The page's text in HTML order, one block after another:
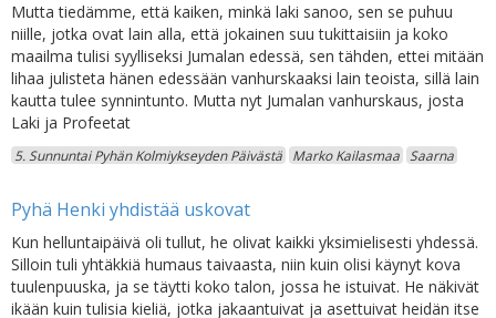
Mutta tiedämme, että kaiken, minkä laki sanoo, sen se puhuu
niille, jotka ovat lain alla, että jokainen suu tukittaisiin ja koko
maailma tulisi syylliseksi Jumalan edessä, sen tähden, ettei mitään
lihaa julisteta hänen edessään vanhurskaaksi lain teoista, sillä lain
kautta tulee synnintunto. Mutta nyt Jumalan vanhurskaus, josta
Laki ja Profeetat
5. Sunnuntai Pyhän Kolmiykseyden Päivästä Marko Kailasmaa Saarna
Pyhä Henki yhdistää uskovat
Kun helluntaipäivä oli tullut, he olivat kaikki yksimielisesti yhdessä.
Silloin tuli yhtäkkiä humaus taivaasta, niin kuin olisi käynyt kova
tuulenpuuska, ja se täytti koko talon, jossa he istuivat. He näkivät
ikään kuin tulisia kieliä, jotka jakaantuivat ja asettuivat heidän itse